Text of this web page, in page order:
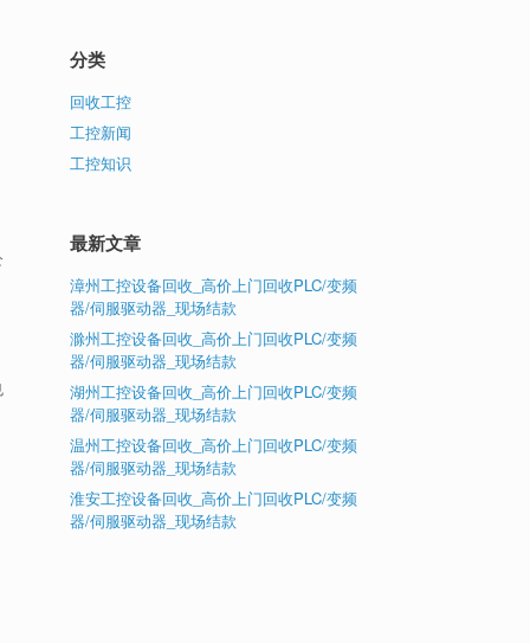
分类
回收工控
工控新闻
工控知识
最新文章
漳州工控设备回收_高价上门回收PLC/变频
器/伺服驱动器_现场结款
滁州工控设备回收_高价上门回收PLC/变频
器/伺服驱动器_现场结款
湖州工控设备回收_高价上门回收PLC/变频
器/伺服驱动器_现场结款
温州工控设备回收_高价上门回收PLC/变频
器/伺服驱动器_现场结款
淮安工控设备回收_高价上门回收PLC/变频
器/伺服驱动器_现场结款